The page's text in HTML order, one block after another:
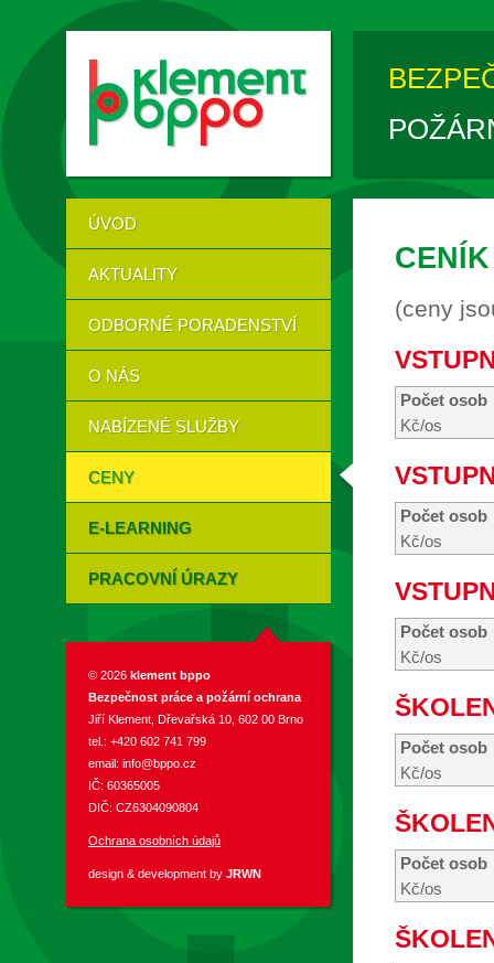
ÚVOD
AKTUALITY
ODBORNÉ PORADENSTVÍ
O NÁS
NABÍZENÉ SLUŽBY
CENY
E-LEARNING
PRACOVNÍ ÚRAZY
© 2026 klement bppo
Bezpečnost práce a požární ochrana
Jiří Klement, Dřevařská 10, 602 00 Brno
tel.: +420 602 741 799
email: info@bppo.cz
IČ: 60365005
DIČ: CZ6304090804
Ochrana osobních údajů
design & development by JRWN
(ceny
Počet osob
Kč/os
Počet osob
Kč/os
Počet osob
Kč/os
Počet osob
Kč/os
Počet osob
Kč/os